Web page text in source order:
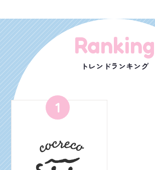
Ranking
トレンドランキング
1